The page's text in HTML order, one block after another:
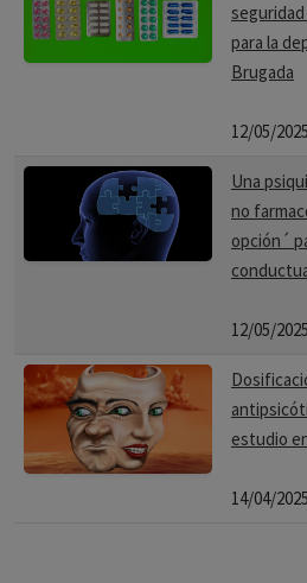
para la
Brugada
12/05/2025
Una
no
opción´
12/05/2025
estudio
14/04/2025